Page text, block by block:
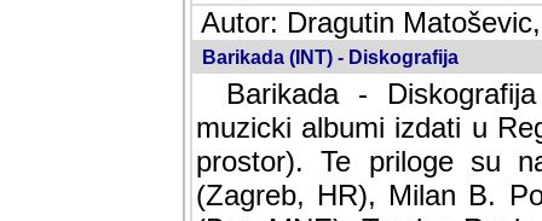
Autor: Dragutin
Barikada (INT) - Diskografija
Barikada -
muzicki albumi izdati u
prostor). Te priloge su
(Zagreb, HR), Milan B.